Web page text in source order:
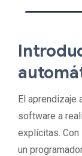
El aprendizaje
software a
explícitas. Con
un